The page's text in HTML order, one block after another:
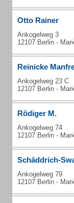
Otto Rainer
Ankogelweg 3
12107 Berlin -
Reinicke
Ankogelweg 23 C
12107 Berlin -
Rödiger M.
Ankogelweg 74
12107 Berlin -
Schäddrich-
Ankogelweg 79
12107 Berlin -